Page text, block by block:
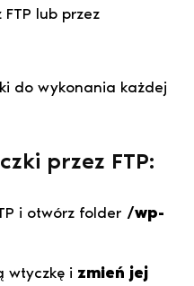
lub przez
do wykonania każdej
przez FTP:
i otwórz folder /wp-
wtyczkę i zmień jej